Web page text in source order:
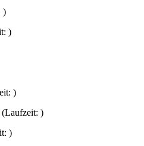
)
)
)
(Laufzeit: )
)